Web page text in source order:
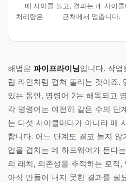
매 사이클 놀고, 결과는 네 사이
처리량은
근처에서 멈춥니다.
해법은 파이프라이닝입니다. 작
립 라인처럼 겹쳐 돌리는 것이죠.
있는 동안, 명령어 2는 해독되고
각 명령어는 여전히 같은 수의 단
는 다섯 사이클마다가 아니라 매
합니다. 어느 단계도 결코 놀지
업을 겹치는 데 하드웨어가 든다
의 래치, 의존성을 추적하는 로직,
아직 만들어 내지 못한 결과를 필